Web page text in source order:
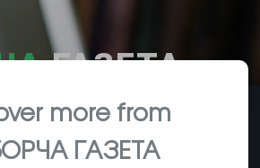
ГАЗЕТА
народ
more from
ГАЗЕТА